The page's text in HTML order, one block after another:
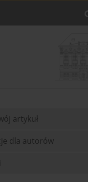
artykuł
dla autorów